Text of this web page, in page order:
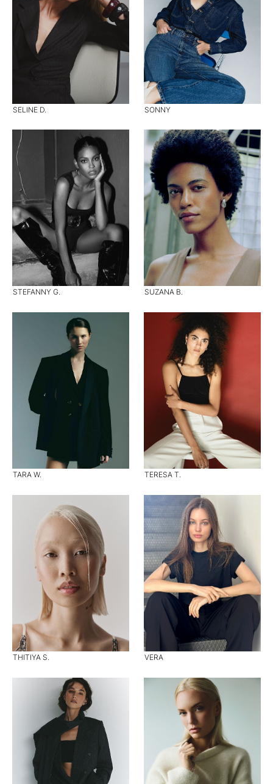
SELINE D. SONNY
STEFANNY G. SUZANA B.
TARA W. TERESA T.
THITIYA S. VERA